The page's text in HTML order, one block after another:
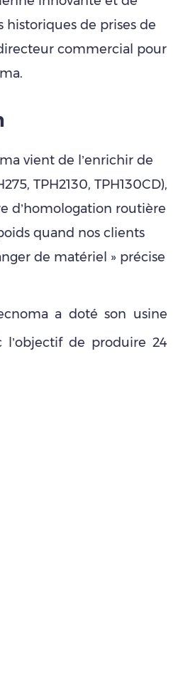
de prises de
commercial pour
vient de l’enrichir de
TPH2130, TPH130CD),
d’homologation routière
quand nos clients
de matériel » précise
a doté son usine
de produire 24